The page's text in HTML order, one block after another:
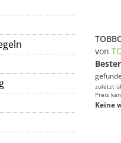
von
zuletzt
Preis
Keine